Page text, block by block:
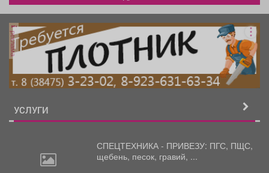
реклама
УСЛУГИ
СПЕЦТЕХНИКА - ПРИВЕЗУ: ПГС, ПЩС,
щебень, песок, гравий, ...